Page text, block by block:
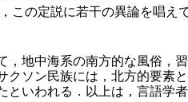
この定説に若干の異論を唱え
地中海系の南方的な風俗，
クソン民族には，北方的要素
といわれる．以上は，言語学